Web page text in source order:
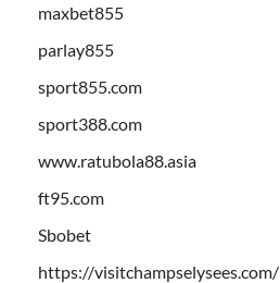
maxbet855
parlay855
sport855.com
sport388.com
www.ratubola88.asia
ft95.com
Sbobet
https://visitchampselysees.com/